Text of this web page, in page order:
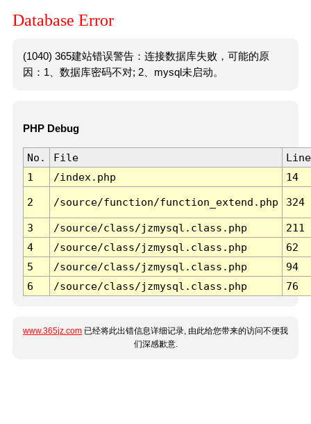
Database Error
(1040) 365建站错误警告：连接数据库失败，可能的原
因：1、数据库密码不对; 2、mysql未启动。
PHP Debug
No. File
Line
1
/index.php 14
2 /source/function/function_extend.php 324
3 /source/class/jzmysql.class.php
211
4
/source/class/jzmysql.class.php
62
5
/source/class/jzmysql.class.php
94
6
/source/class/jzmysql.class.php 76
www.365jz.com 已经将此出错信息详细记录, 由此给您带来的访问不便我
们深感歉意.